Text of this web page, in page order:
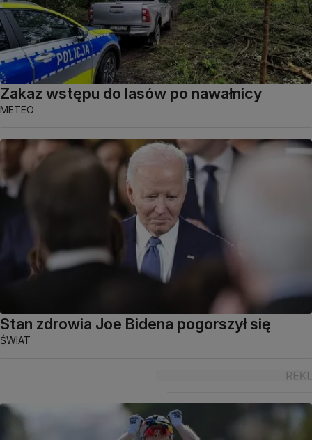
Zakaz wstępu do lasów po nawałnicy
METEO
Stan zdrowia Joe Bidena pogorszył się
ŚWIAT